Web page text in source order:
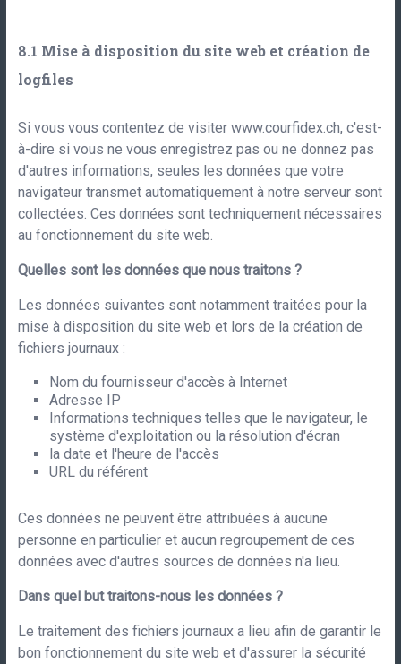
Mise à disposition du site web et création de
logfiles
Si vous vous contentez de visiter www.courfidex.ch, c'est-
à-dire si vous ne vous enregistrez pas ou ne donnez pas
d'autres informations, seules les données que votre
navigateur transmet automatiquement à notre serveur sont
collectées. Ces données sont techniquement nécessaires
au fonctionnement du site web.
Quelles sont les données que nous traitons ?
Les données suivantes sont notamment traitées pour la
mise à disposition du site web et lors de la création de
fichiers journaux :
Nom du fournisseur d'accès à Internet
Adresse IP
Informations techniques telles que le navigateur, le
système d'exploitation ou la résolution d'écran
la date et l'heure de l'accès
URL du référent
Ces données ne peuvent être attribuées à aucune
personne en particulier et aucun regroupement de ces
données avec d'autres sources de données n'a lieu.
Dans quel but traitons-nous les données ?
Le traitement des fichiers journaux a lieu afin de garantir le
bon fonctionnement du site web et d'assurer la sécurité